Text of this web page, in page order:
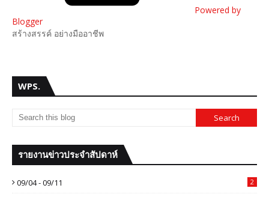
Powered by
Blogger
สร้างสรรค์ อย่างมืออาชีพ
WPS.
รายงานข่าวประจำสัปดาห์
09/04 - 09/11 2